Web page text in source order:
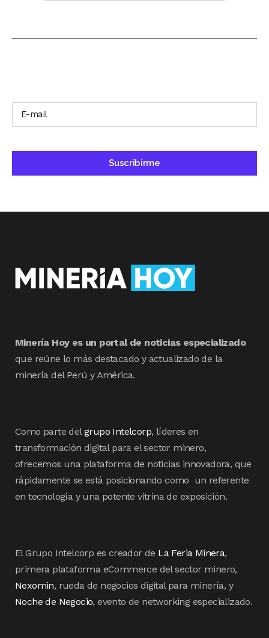
Minería Hoy es un portal de noticias especializado
que reúne lo más destacado y actualizado de la
minería del Perú y América.
Como parte delgrupo Intelcorp, líderes en
transformación digital para el sector minero,
ofrecemos una plataforma de noticias innovadora, que
rápidamente se está posicionando como un referente
en tecnología y una potente vitrina de exposición.
El Grupo Intelcorp es creador de La Feria Minera,
primera plataforma eCommerce del sector minero,
Nexomin, rueda de negocios digital para minería, y
Noche de Negocio, evento de networking especializado.